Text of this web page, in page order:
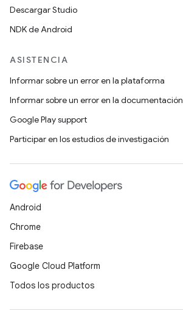
Descargar Studio
NDK de Android
ASISTENCIA
Informar sobre un error en la plataforma
Informar sobre un error en la documentación
Google Play support
Participar en los estudios de investigación
Android
Chrome
Firebase
Google Cloud Platform
Todos los productos